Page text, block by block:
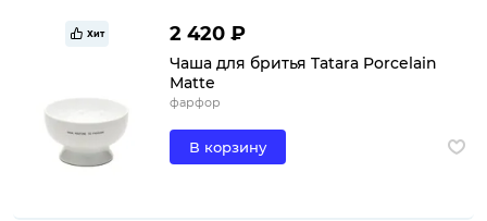
Хит 2 420 ₽
Чаша для бритья Tatara Porcelain
Matte
фарфор
В корзину